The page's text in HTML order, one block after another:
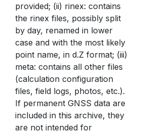
provided; (ii) rinex: contains
the rinex files, possibly split
by day, renamed in lower
case and with the most likely
point name, in d.Z format; (iii)
meta: contains all other files
(calculation configuration
files, field logs, photos, etc.).
If permanent GNSS data are
included in this archive, they
are not intended for